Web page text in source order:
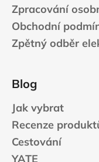
Zpracování
Obchodní
Zpětný odběr
Blog
Jak vybrat
Recenze
Cestování
YATE